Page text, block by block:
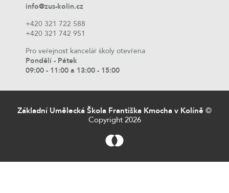
info@zus-kolin.cz
+420 321 722 588
+420 321 742 951
Pro veřejnost kancelář školy otevřena
Pondělí - Pátek
09:00 - 11:00 a 13:00 - 15:00
Základní Umělecká Škola Františka Kmocha v Kolíně ©
Copyright 2026